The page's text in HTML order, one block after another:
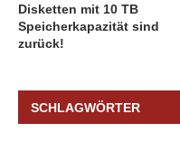
Disketten mit 10 TB
Speicherkapazität sind
zurück!
SCHLAGWÖRTER